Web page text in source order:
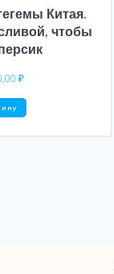
Китая.
чтобы
₽